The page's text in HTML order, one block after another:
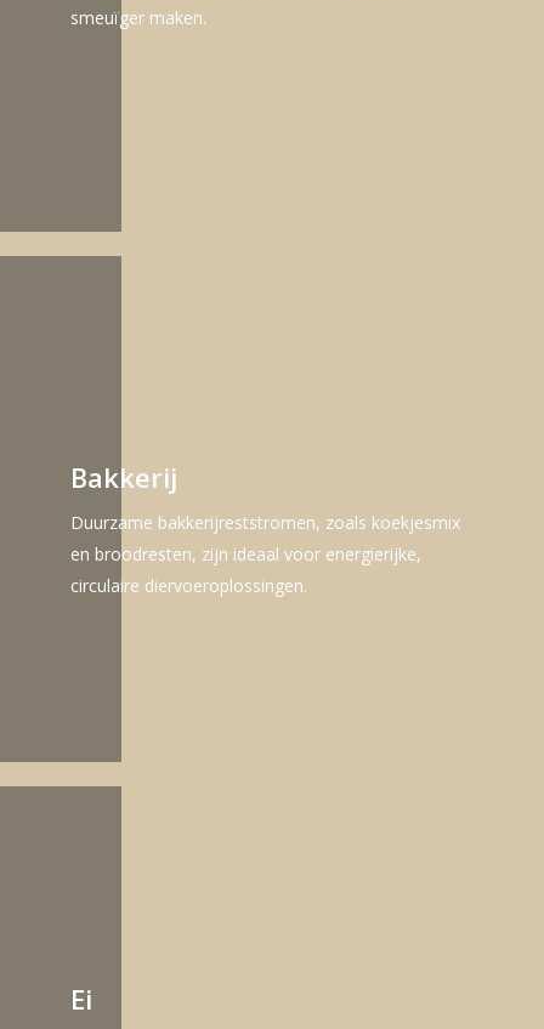
smeuïger maken.
Bakkerij
Duurzame bakkerijreststromen, zoals koekjesmix
en broodresten, zijn ideaal voor energierijke,
circulaire diervoeroplossingen.
Ei